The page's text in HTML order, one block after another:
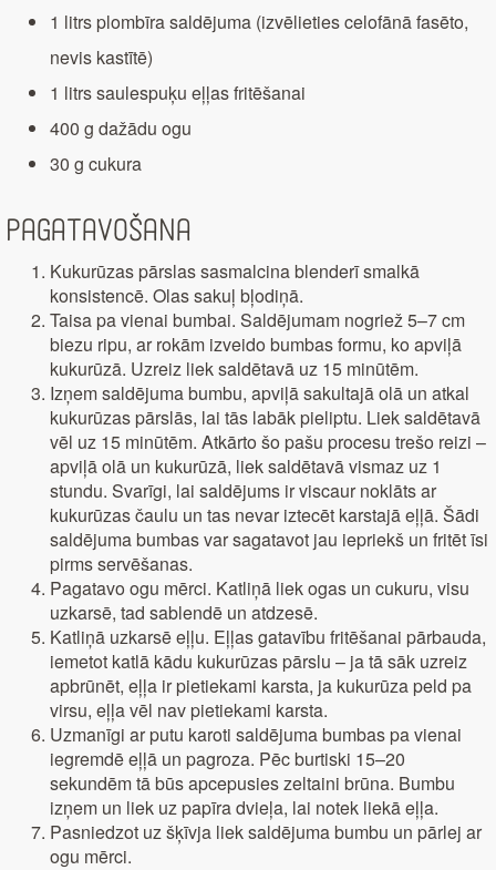
1 litrs plombīra saldējuma (izvēlieties celofānā fasēto,
nevis kastītē)
1 litrs saulespuķu eļļas fritēšanai
400 g dažādu ogu
30 g cukura
Pagatavošana
Kukurūzas pārslas sasmalcina blenderī smalkā
konsistencē. Olas sakuļ bļodiņā.
Taisa pa vienai bumbai. Saldējumam nogriež 5–7 cm
biezu ripu, ar rokām izveido bumbas formu, ko apviļā
kukurūzā. Uzreiz liek saldētavā uz 15 minūtēm.
Izņem saldējuma bumbu, apviļā sakultajā olā un atkal
kukurūzas pārslās, lai tās labāk pieliptu. Liek saldētavā
vēl uz 15 minūtēm. Atkārto šo pašu procesu trešo reizi –
apviļā olā un kukurūzā, liek saldētavā vismaz uz 1
stundu. Svarīgi, lai saldējums ir viscaur noklāts ar
kukurūzas čaulu un tas nevar iztecēt karstajā eļļā. Šādi
saldējuma bumbas var sagatavot jau iepriekš un fritēt īsi
pirms servēšanas.
Pagatavo ogu mērci. Katliņā liek ogas un cukuru, visu
uzkarsē, tad sablendē un atdzesē.
Katliņā uzkarsē eļļu. Eļļas gatavību fritēšanai pārbauda,
iemetot katlā kādu kukurūzas pārslu – ja tā sāk uzreiz
apbrūnēt, eļļa ir pietiekami karsta, ja kukurūza peld pa
virsu, eļļa vēl nav pietiekami karsta.
Uzmanīgi ar putu karoti saldējuma bumbas pa vienai
iegremdē eļļā un pagroza. Pēc burtiski 15–20
sekundēm tā būs apcepusies zeltaini brūna. Bumbu
izņem un liek uz papīra dvieļa, lai notek liekā eļļa.
Pasniedzot uz šķīvja liek saldējuma bumbu un pārlej ar
ogu mērci.